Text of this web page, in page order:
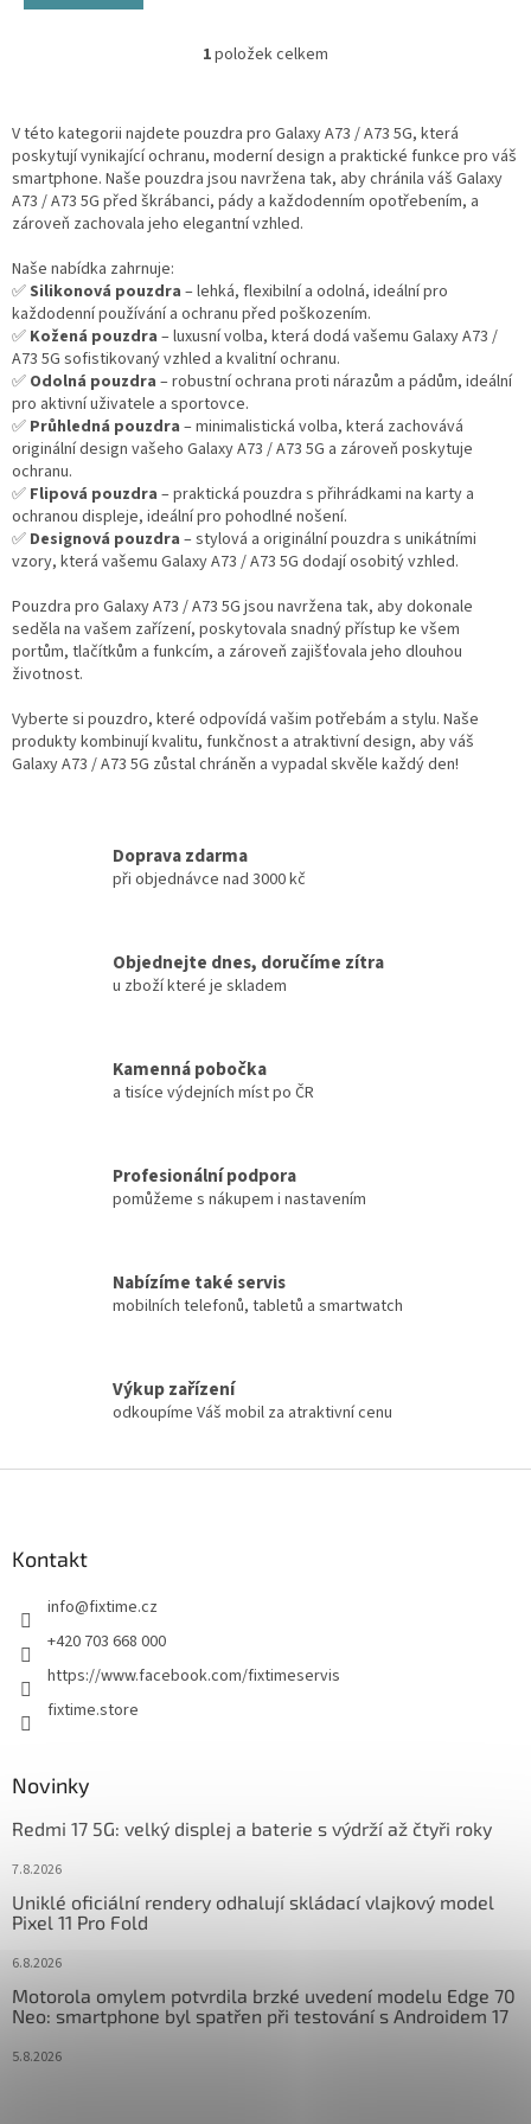
O
á
d
a
c
í
v
k
y
v
ý
i
s
1položek celkem
V této kategorii najdete pouzdra pro Galaxy A73 / A73 5G, která
poskytují vynikající ochranu, moderní design a praktické funkce pro váš
smartphone. Naše pouzdra jsou navržena tak, aby chránila váš Galaxy
A73 / A73 5G před škrábanci, pády a každodenním opotřebením, a
zároveň zachovala jeho elegantní vzhled.
Naše nabídka zahrnuje:
✅Silikonová pouzdra – lehká, flexibilní a odolná, ideální pro
každodenní používání a ochranu před poškozením.
✅ Kožená pouzdra – luxusní volba, která dodá vašemu Galaxy A73 /
A73 5G sofistikovaný vzhled a kvalitní ochranu.
✅ Odolná pouzdra – robustní ochrana proti nárazům a pádům, ideální
pro aktivní uživatele a sportovce.
✅ Průhledná pouzdra – minimalistická volba, která zachovává
originální design vašeho Galaxy A73 / A73 5G a zároveň poskytuje
ochranu.
✅ Flipová pouzdra – praktická pouzdra s přihrádkami na karty a
ochranou displeje, ideální pro pohodlné nošení.
✅ Designová pouzdra – stylová a originální pouzdra s unikátními
vzory, která vašemu Galaxy A73 / A73 5G dodají osobitý vzhled.
Pouzdra pro Galaxy A73 / A73 5G jsou navržena tak, aby dokonale
seděla na vašem zařízení, poskytovala snadný přístup ke všem
portům, tlačítkům a funkcím, a zároveň zajišťovala jeho dlouhou
životnost.
Vyberte si pouzdro, které odpovídá vašim potřebám a stylu. Naše
produkty kombinují kvalitu, funkčnost a atraktivní design, aby váš
Galaxy A73 / A73 5G zůstal chráněn a vypadal skvěle každý den!
Doprava zdarma
při objednávce nad 3000 kč
Objednejte dnes, doručíme zítra
u zboží které je skladem
Kamenná pobočka
a tisíce výdejních míst po ČR
Profesionální podpora
pomůžeme s nákupem i nastavením
Nabízíme také servis
mobilních telefonů, tabletů a smartwatch
Výkup zařízení
odkoupíme Váš mobil za atraktivní cenu
Kontakt
info@fixtime.cz
+420 703 668 000
https://www.facebook.com/fixtimeservis
fixtime.store
Novinky
Redmi 17 5G: velký displej a baterie s výdrží až čtyři roky
7.8.2026
Uniklé oficiální rendery odhalují skládací vlajkový model
Pixel 11 Pro Fold
6.8.2026
Motorola omylem potvrdila brzké uvedení modelu Edge 70
Neo: smartphone byl spatřen při testování s Androidem 17
5.8.2026